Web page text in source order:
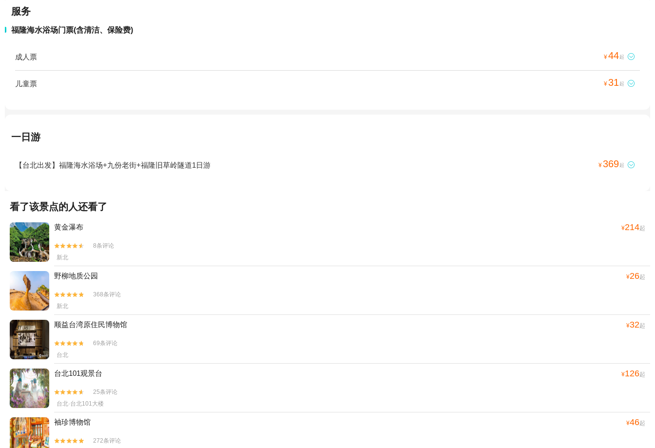
服务
福隆海水浴场门票(含清洁、保险费)
成人票 ¥44起 
儿童票 ¥31 起 
一日游
【台北出发】福隆海水浴场+九份老街+福隆旧草岭隧道1日游 ¥369起 
看了该景点的人还看了
黄金瀑布 ¥214起


8条评论
新北
野柳地质公园 ¥26起


368条评论
新北
顺益台湾原住民博物馆 ¥32起


69条评论
台北
台北101观景台 ¥126起


25条评论
台北·台北101大楼
袖珍博物馆 ¥46起

 272条评论